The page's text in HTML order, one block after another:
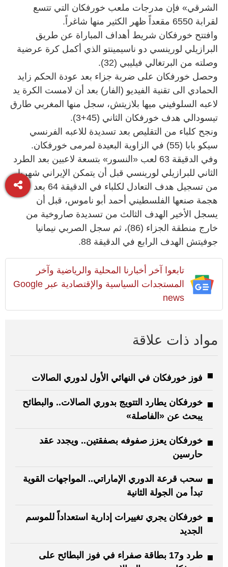
الشرقي» فإن مدرجات ملعب خورفكان التي تتسع
لقرابة 6550 مقعداً ظهر الكثير منها شاغراً.
وافتتح خورفكان شريط أهداف المباراة عن طريق
البرازيلي لورينسي دو ناسيمينتو الذي أكمل كرة عرضية
وصلته من البرتغالي فيليبي (32).
وحصل خورفكان على ضربة جزاء بعد عودة الحكم زايد
الحمادي الى تقنية الفيديو (الفار) بعد أن لامست الكرة يد
لاعبه السلوفيني ميها بلازيتش، سجل منها المغربي طارق
تيسودالي هدف خورفكان الثاني (45+3).
ونجح كلباء من التقليص بعد تسديدة للاعبه الفرنسي
سيكو بابا (55) في الزاوية البعيدة لمرمى خورفكان.
وفي الدقيقة 63 لعب «النسور» بتسعة لاعبين بعد الطرد
الثاني للبرازيلي لورينسي قبل أن يتمكن الإيراني شهريار
من تسجيل هدف التعادل لكلباء في الدقيقة 64 بعد
هجمة صنعها الفلسطيني أحمد أبو ناموس، قبل أن
يسجل الأخير الهدف الثالث من تسديدة صاروخية من
خارج منطقة الجزاء (86)، ثم سجل الصربي نيمانيا
جوفيتش الهدف الرابع في الدقيقة 88.
تابعوا آخر أخبارنا المحلية والرياضية وآخر
المستجدات السياسية والإقتصادية عبر Google
news
مواد ذات علاقة
فوز خورفكان في النهائي الأول لدوري الصالات
خورفكان يطارد التتويج بدوري الصالات.. والبطائح
يبحث عن «الفاصلة»
خورفكان يعزز صفوفه بصفقتين.. ويجدد عقد
حارسين
سحب قرعة الدوري الإماراتي.. المواجهات القوية
تبدأ من الجولة الثانية
خورفكان يجري تغييرات إدارية استعداداً للموسم
الجديد
طرد و17 بطاقة صفراء في فوز البطائح على